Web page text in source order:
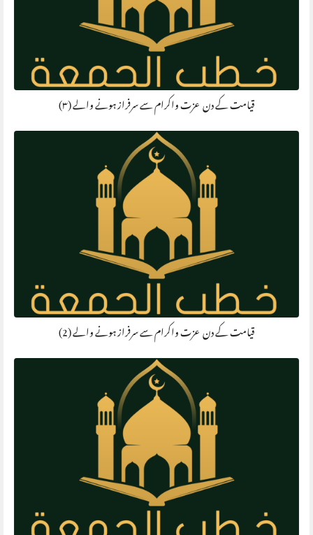
قیامت کے دن عزت واکرام سے سرفراز ہونے والے (۳)
قیامت کے دن عزت واکرام سے سرفراز ہونے والے (2)